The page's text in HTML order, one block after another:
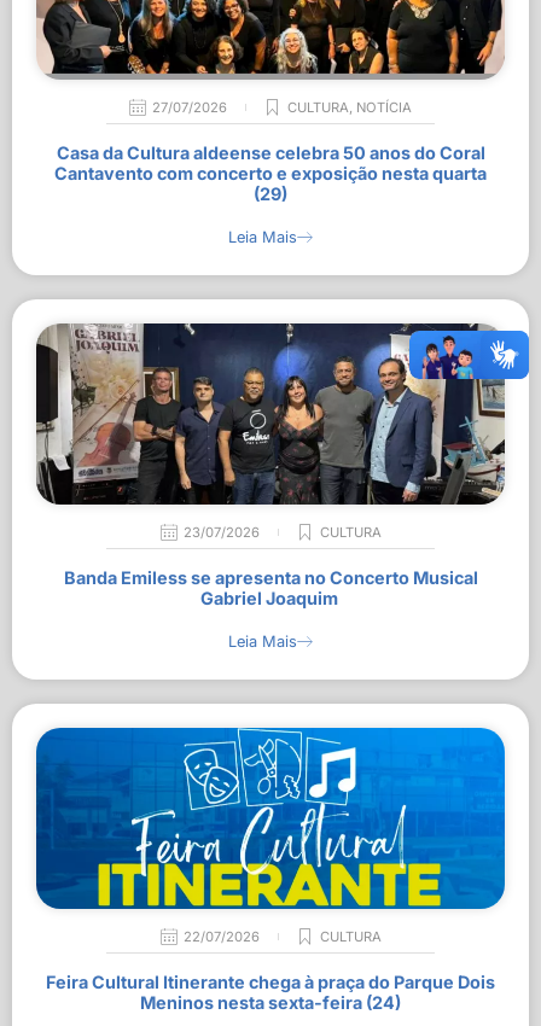
27/07/2026 CULTURA, NOTÍCIA
Casa da Cultura aldeense celebra 50 anos do Coral
Cantavento com concerto e exposição nesta quarta
(29)
Leia Mais
23/07/2026 CULTURA
Banda Emiless se apresenta no Concerto Musical
Gabriel Joaquim
Leia Mais
22/07/2026 CULTURA
Feira Cultural Itinerante chega à praça do Parque Dois
Meninos nesta sexta-feira (24)